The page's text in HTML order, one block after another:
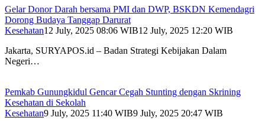
Gelar Donor Darah bersama PMI dan DWP, BSKDN Kemendagri
Dorong Budaya Tanggap Darurat
Kesehatan12 July, 2025 08:06 WIB12 July, 2025 12:20 WIB
Jakarta, SURYAPOS.id – Badan Strategi Kebijakan Dalam
Negeri…
Pemkab Gunungkidul Gencar Cegah Stunting dengan Skrining
Kesehatan di Sekolah
Kesehatan9 July, 2025 11:40 WIB9 July, 2025 20:47 WIB